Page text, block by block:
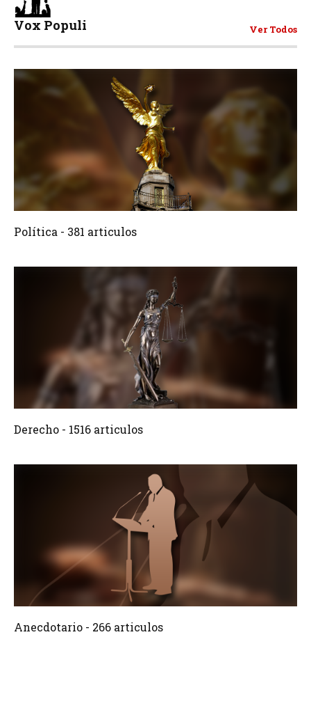
Vox Populi Ver Todos
381 Articulos
Política - 381 articulos
Crear 1516 Articulos
Derecho - 1516 articulos
Crear 266 Articulos
Anecdotario - 266 articulos